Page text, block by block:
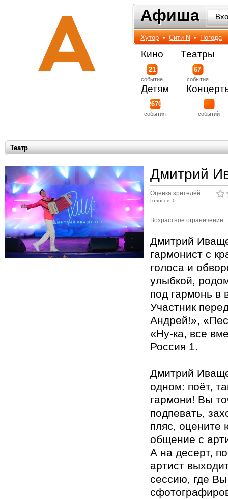
Афиша
Афиша
Хутор • Сити-N • Погода
Кино
21
событиe
Театры
67
события
Детям
2670
события событий
Театр
Дмитрий
Оценка зрителей:
Голосов: 0
Возрастное ограничение:
Дмитрий
гармонист с
голоса и
улыбкой,
под гармонь в
Участник
Андрей!»,
«Ну-ка, все
Россия 1.
Дмитрий
одном: поёт,
гармони! Вы
подпевать,
пляс, оцените
общение с
А на десерт,
артист
сессию, где